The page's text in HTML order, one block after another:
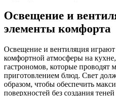
Освещение и
элементы комфорта
Освещение и вентиляция
комфортной атмосферы на
гастрономов, которые проводят
приготовлением блюд. Свет
образом, чтобы обеспечить
поверхностей без создания